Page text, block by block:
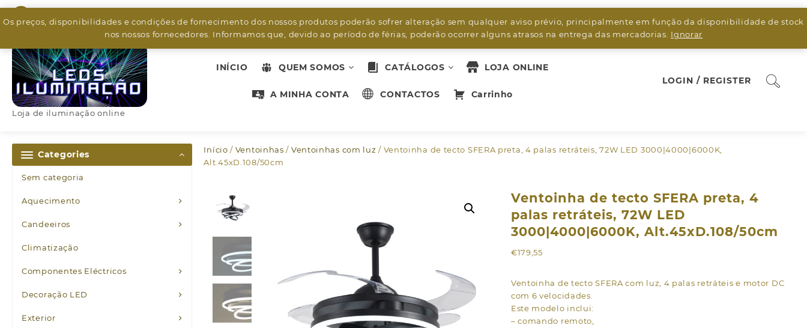
Os preços, disponibilidades e condições de fornecimento dos nossos produtos poderão sofrer alteração sem qualquer aviso prévio, principalmente em função da disponibilidade de stock
nos nossos fornecedores. Informamos que, devido ao período de férias, poderão ocorrer alguns atrasos na entrega das mercadorias. Ignorar
Skip
to
Loja de iluminação online
INÍCIO QUEM SOMOS CATÁLOGOS LOJA ONLINE
A MINHA CONTA CONTACTOS Carrinho
LOGIN / REGISTER
Categories
Sem categoria
Aquecimento
Candeeiros
Climatização
Componentes Eléctricos
Decoração LED
Exterior
Início / Ventoinhas / Ventoinhas com luz / Ventoinha de tecto SFERA preta, 4 palas retráteis, 72W LED 3000|4000|6000K,
Alt.45xD.108/50cm
Ventoinha de tecto SFERA preta, 4
palas retráteis, 72W LED
3000|4000|6000K, Alt.45xD.108/50cm
€179,55
Ventoinha de tecto SFERA com luz, 4 palas retráteis e motor DC
com 6 velocidades.
Este modelo inclui:
– comando remoto,